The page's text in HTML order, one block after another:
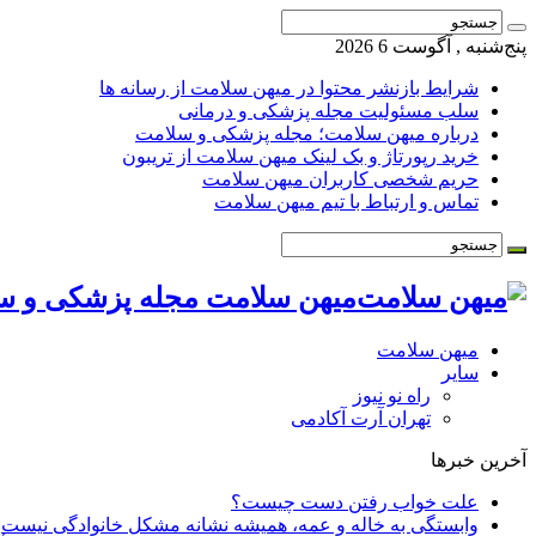
پنج‌شنبه , آگوست 6 2026
شرایط بازنشر محتوا در میهن سلامت از رسانه ها
سلب مسئولیت مجله پزشکی و درمانی
درباره میهن سلامت؛ مجله پزشکی و سلامت
خرید رپورتاژ و بک لینک میهن سلامت از تریبون
حریم شخصی کاربران میهن سلامت
تماس و ارتباط با تیم میهن سلامت
میهن سلامت مجله پزشکی و
میهن سلامت
سایر
راه نو نیوز
تهران آرت آکادمی
آخرین خبرها
علت خواب رفتن دست چیست؟
وابستگی به خاله و عمه، همیشه نشانه مشکل خانوادگی نیست